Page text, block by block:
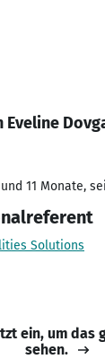
11 Monate,
Solutions
ein, um das
sehen.